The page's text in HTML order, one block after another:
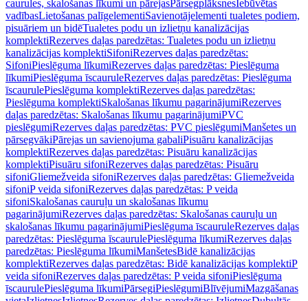
caurules, skalošanas līkumi un pārejasPārsegplāksnesIebūvētas
vadībasLietošanas palīgelementiSavienotājelementi tualetes podiem,
pisuāriem un bidēTualetes podu un izlietņu kanalizācijas
komplektiRezerves daļas paredzētas: Tualetes podu un izlietņu
kanalizācijas komplektiSifoniRezerves daļas paredzētas:
SifoniPieslēguma līkumiRezerves daļas paredzētas: Pieslēguma
līkumiPieslēguma īscauruleRezerves daļas paredzētas: Pieslēguma
īscaurulePieslēguma komplektiRezerves daļas paredzētas:
Pieslēguma komplektiSkalošanas līkumu pagarinājumiRezerves
daļas paredzētas: Skalošanas līkumu pagarinājumiPVC
pieslēgumiRezerves daļas paredzētas: PVC pieslēgumiManšetes un
pārsegvākiPārejas un savienojuma gabaliPisuāru kanalizācijas
komplektiRezerves daļas paredzētas: Pisuāru kanalizācijas
komplektiPisuāru sifoniRezerves daļas paredzētas: Pisuāru
sifoniGliemežveida sifoniRezerves daļas paredzētas: Gliemežveida
sifoniP veida sifoniRezerves daļas paredzētas: P veida
sifoniSkalošanas cauruļu un skalošanas līkumu
pagarinājumiRezerves daļas paredzētas: Skalošanas cauruļu un
skalošanas līkumu pagarinājumiPieslēguma īscauruleRezerves daļas
paredzētas: Pieslēguma īscaurulePieslēguma līkumiRezerves daļas
paredzētas: Pieslēguma līkumiManšetesBidē kanalizācijas
komplektiRezerves daļas paredzētas: Bidē kanalizācijas komplektiP
veida sifoniRezerves daļas paredzētas: P veida sifoniPieslēguma
īscaurulePieslēguma līkumiPārsegiPieslēgumiBlīvējumiMazgāšanas